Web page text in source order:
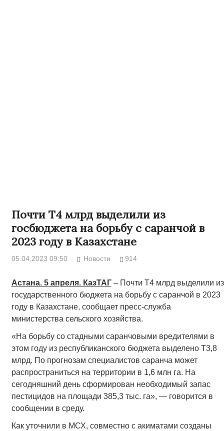
Почти Т4 млрд выделили из
госбюджета на борьбу с саранчой в
2023 году в Казахстане
05.04.2023 09:50 Новости 914
Астана. 5 апреля. КазТАГ– Почти Т4 млрд выделили из
государственного бюджета на борьбу с саранчой в 2023
году в Казахстане, сообщает пресс-служба
министерства сельского хозяйства.
«На борьбу со стадными саранчовыми вредителями в
этом году из республиканского бюджета выделено Т3,8
млрд. По прогнозам специалистов саранча может
распространиться на территории в 1,6 млн га. На
сегодняшний день сформирован необходимый запас
пестицидов на площади 385,3 тыс. га», — говорится в
сообщении в среду.
Как уточнили в МСХ, совместно с акиматами созданы